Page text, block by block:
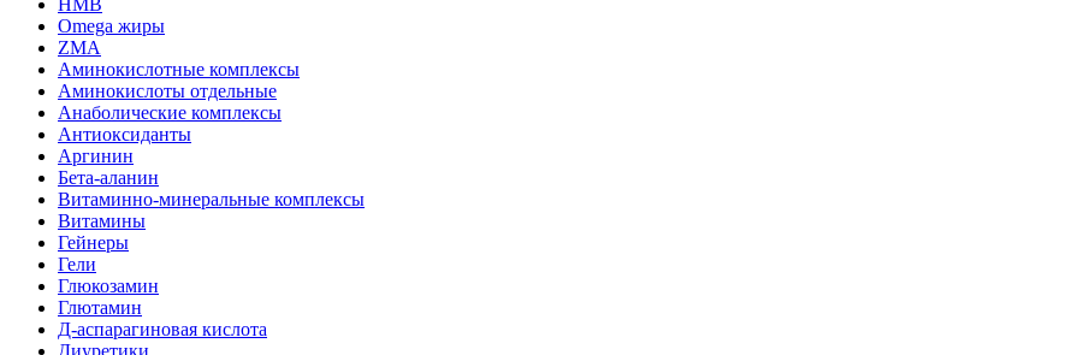
HMB
Omega жиры
ZMA
Аминокислотные комплексы
Аминокислоты отдельные
Анаболические комплексы
Антиоксиданты
Аргинин
Бета-аланин
Витаминно-минеральные комплексы
Витамины
Гейнеры
Гели
Глюкозамин
Глютамин
Д-аспарагиновая кислота
Диуретики